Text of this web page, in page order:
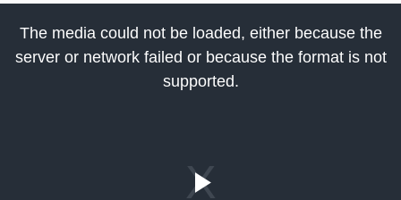
The media could not be loaded, either because the
server or network failed or because the format is not
supported.